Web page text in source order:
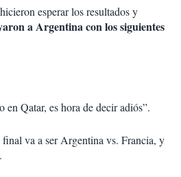
esperar los resultados y
a Argentina con los siguientes
en Qatar, es hora de decir adiós”.
va a ser Argentina vs. Francia, y